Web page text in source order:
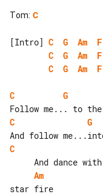
Tom: C
[Intro] C G Am
F
C
G Am
F
C
G Am F
C G
C
G
C
Am